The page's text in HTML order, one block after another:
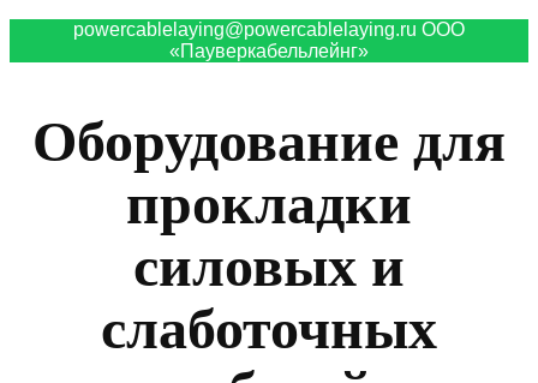
powercablelaying@powercablelaying.ru ООО
«Пауверкабельлейнг»
Оборудование для
прокладки
силовых и
слаботочных